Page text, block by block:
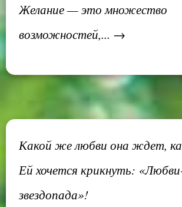
Желание — это множество
возможностей,... →
Какой же любви она ждет,
Ей хочется крикнуть:
звездопада»!